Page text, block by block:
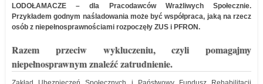
LODOŁAMACZE – dla Pracodawców Wrażliwych Społecznie.
Przykładem godnym naśladowania może być współpraca, jaką na rzecz
osób z niepełnosprawnościami rozpoczęły ZUS i PFRON.
Razem przeciw wykluczeniu, czyli pomagajmy
niepełnosprawnym znaleźć zatrudnienie.